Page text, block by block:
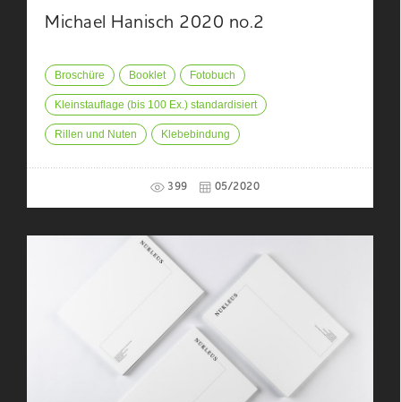
Michael Hanisch 2020 no.2
Broschüre Booklet Fotobuch
Kleinstauflage (bis 100 Ex.) standardisiert
Rillen und Nuten Klebebindung
399 05/2020